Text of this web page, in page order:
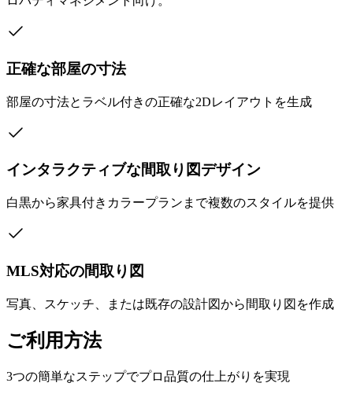
正確な部屋の寸法
部屋の寸法とラベル付きの正確な2Dレイアウトを生成
インタラクティブな間取り図デザイン
白黒から家具付きカラープランまで複数のスタイルを提供
MLS対応の間取り図
写真、スケッチ、または既存の設計図から間取り図を作成
ご利用方法
3つの簡単なステップでプロ品質の仕上がりを実現